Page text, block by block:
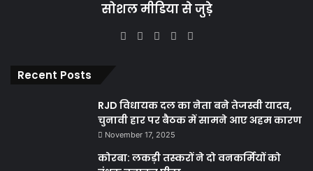
सोशल मीडिया से जुड़े
Facebook
X YouTubeInstagram
Recent Posts
RJD विधायक दल का नेता बने तेजस्वी यादव,
चुनावी हार पर बैठक में सामने आए अहम कारण
November 17, 2025
कोरबा: लकड़ी तस्करों ने दो वनकर्मियों को